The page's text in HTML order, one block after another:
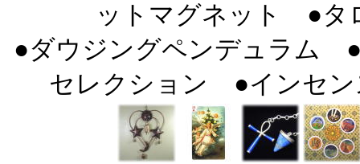
ットマグネット
●タ
●ダウジングペンデュラム
セレクション ●インセ